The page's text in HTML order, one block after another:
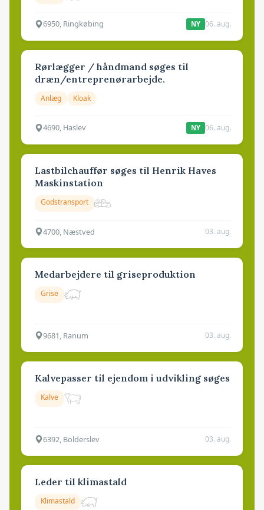
6950, Ringkøbing NY 06. aug.
Rørlægger / håndmand søges til
dræn/entreprenørarbejde.
Anlæg Kloak
4690, Haslev NY 06. aug.
Lastbilchauffør søges til Henrik Haves
Maskinstation
Godstransport
4700, Næstved 03. aug.
Medarbejdere til griseproduktion
Grise
9681, Ranum 03. aug.
Kalvepasser til ejendom i udvikling søges
Kalve
6392, Bolderslev 03. aug.
Leder til klimastald
Klimastald